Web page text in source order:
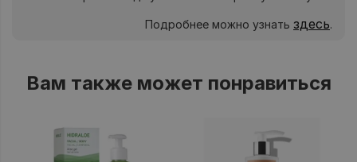
Подробнее можно узнать здесь.
Вам также может понравиться